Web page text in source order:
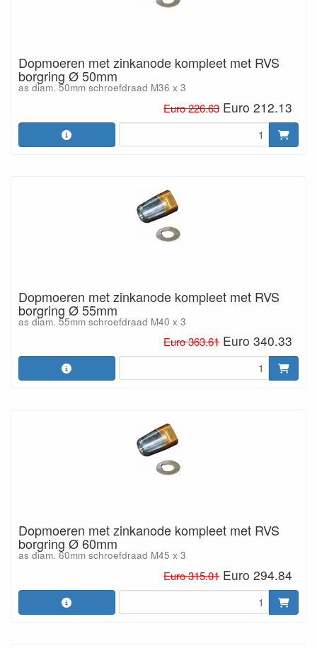
Dopmoeren met zinkanode kompleet met RVS
borgring Ø 50mm
as diam. 50mm schroefdraad M36 x 3
Euro 226.63 Euro 212.13
Dopmoeren met zinkanode kompleet met RVS
borgring Ø 55mm
as diam. 55mm schroefdraad M40 x 3
Euro 363.61 Euro 340.33
Dopmoeren met zinkanode kompleet met RVS
borgring Ø 60mm
as diam. 60mm schroefdraad M45 x 3
Euro 315.01 Euro 294.84